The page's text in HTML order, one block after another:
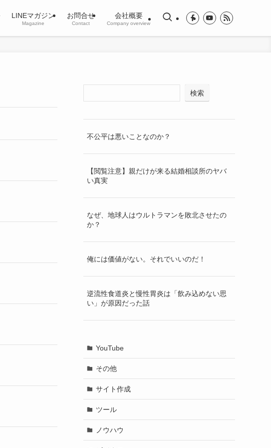
LINEマガジン
Magazine
お問合せ
Contact
会社概要
Company overview
検索
不公平は悪いことなのか？
【閲覧注意】親だけが来る結婚相談所のヤバ
い真実
なぜ、地球人はウルトラマンを敗北させたの
か？
俺には価値がない。それでいいのだ！
逆流性食道炎と慢性胃炎は「飲み込めない思
い」が原因だった話
YouTube
その他
サイト作成
ツール
ノウハウ